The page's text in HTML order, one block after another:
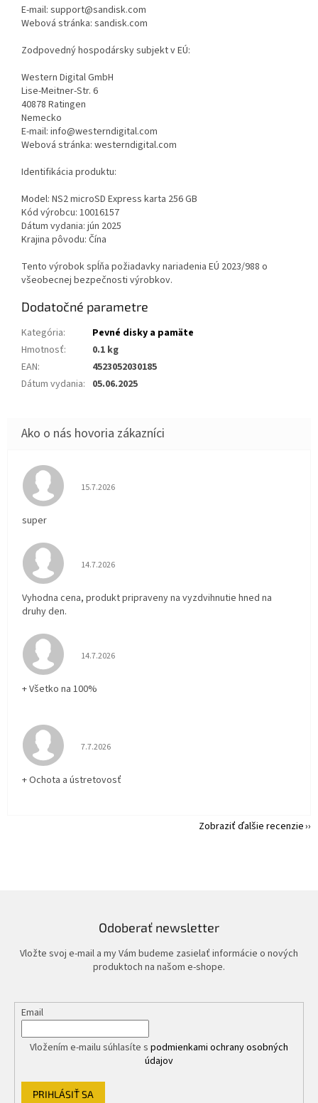
E-mail: support@sandisk.com
Webová stránka: sandisk.com
Zodpovedný hospodársky subjekt v EÚ:
Western Digital GmbH
Lise-Meitner-Str. 6
40878 Ratingen
Nemecko
E-mail: info@westerndigital.com
Webová stránka: westerndigital.com
Identifikácia produktu:
Model: NS2 microSD Express karta 256 GB
Kód výrobcu: 10016157
Dátum vydania: jún 2025
Krajina pôvodu: Čína
Tento výrobok spĺňa požiadavky nariadenia EÚ 2023/988 o
všeobecnej bezpečnosti výrobkov.
Dodatočné parametre
Kategória:
Pevné disky a pamäte
Hmotnosť:
0.1 kg
EAN:
4523052030185
Dátum vydania: 05.06.2025
Hodnotenie obchodu je 5 z 5 hviezdičiek.
15.7.2026
super
Hodnotenie obchodu je 5 z 5 hviezdičiek.
14.7.2026
Vyhodna cena, produkt pripraveny na vyzdvihnutie hned na
druhy den.
Hodnotenie obchodu je 5 z 5 hviezdičiek.
14.7.2026
+ Všetko na 100%
Hodnotenie obchodu je 5 z 5 hviezdičiek.
7.7.2026
+ Ochota a ústretovosť
Zobraziť ďalšie recenzie
Odoberať newsletter
Vložte svoj e-mail a my Vám budeme zasielať informácie o nových
produktoch na našom e-shope.
Email
Vložením e-mailu súhlasíte s podmienkami ochrany osobných
údajov
PRIHLÁSIŤ SA